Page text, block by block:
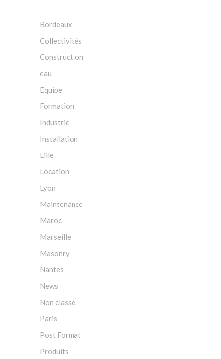
Bordeaux
Collectivités
Construction
eau
Equipe
Formation
Industrie
Installation
Lille
Location
Lyon
Maintenance
Maroc
Marseille
Masonry
Nantes
News
Non classé
Paris
Post Format
Produits